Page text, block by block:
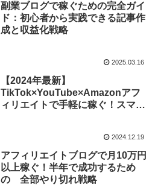
副業ブログで稼ぐための完全ガイ
ド：初心者から実践できる記事作
成と収益化戦略
2025.03.16
【2024年最新】
TikTok×YouTube×Amazonアフ
ィリエイトで手軽に稼ぐ！スマホ
2024.12.19
アフィリエイトブログで月10万円
以上稼ぐ！半年で成功するため
の 全部やり切れ戦略